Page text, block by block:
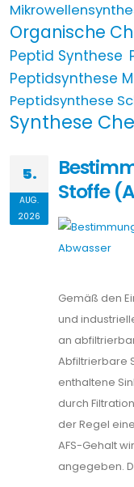
Organische
Peptid Synthese
Peptidsynthese
Peptidsynthese
Synthese
5.
AUG.
2026
Stoffe
Gemäß den
und
an
Abfiltrierbare
enthaltene
durch
der Regel
AFS-Gehalt
angegeben.